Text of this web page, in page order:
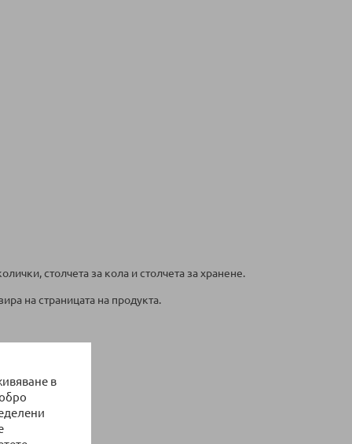
в
столчета за кола и столчета за хранене.
на страницата на продукта.